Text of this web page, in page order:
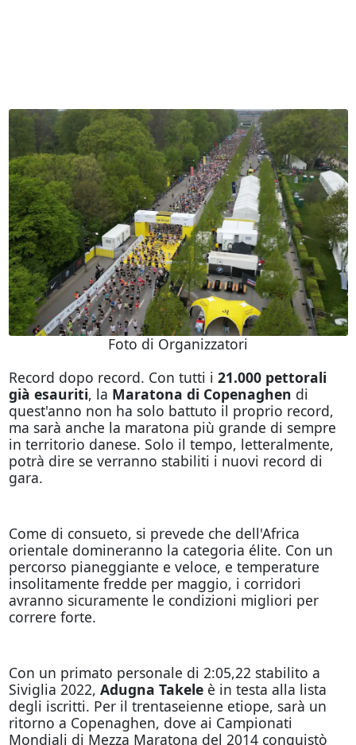
Foto di Organizzatori
Record dopo record. Con tutti i 21.000 pettorali
già esauriti, la Maratona di Copenaghen di
quest'anno non ha solo battuto il proprio record,
ma sarà anche la maratona più grande di sempre
in territorio danese. Solo il tempo, letteralmente,
potrà dire se verranno stabiliti i nuovi record di
gara.
Come di consueto, si prevede che dell'Africa
orientale domineranno la categoria élite. Con un
percorso pianeggiante e veloce, e temperature
insolitamente fredde per maggio, i corridori
avranno sicuramente le condizioni migliori per
correre forte.
Con un primato personale di 2:05,22 stabilito a
Siviglia 2022, Adugna Takele è in testa alla lista
degli iscritti. Per il trentaseienne etiope, sarà un
ritorno a Copenaghen, dove ai Campionati
Mondiali di Mezza Maratona del 2014 conquistò